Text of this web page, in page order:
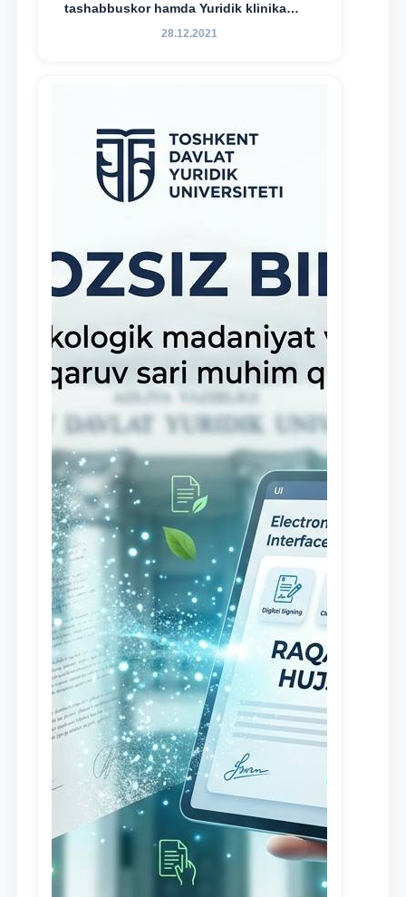
tashabbuskor hamda Yuridik klinika
faoliyatida o‘z bilim va ko‘nikmalarini
28.12.2021